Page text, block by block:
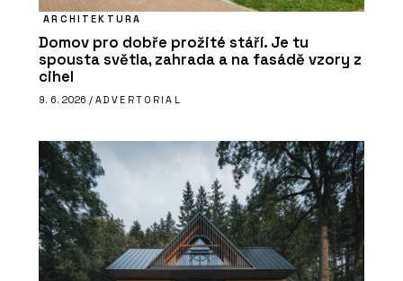
ARCHITEKTURA
Domov pro dobře prožité stáří. Je tu
spousta světla, zahrada a na fasádě vzory z
cihel
9. 6. 2026 / ADVERTORIAL